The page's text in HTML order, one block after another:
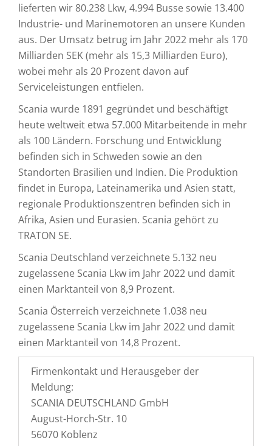
lieferten wir 80.238 Lkw, 4.994 Busse sowie 13.400
Industrie- und Marinemotoren an unsere Kunden
aus. Der Umsatz betrug im Jahr 2022 mehr als 170
Milliarden SEK (mehr als 15,3 Milliarden Euro),
wobei mehr als 20 Prozent davon auf
Serviceleistungen entfielen.
Scania wurde 1891 gegründet und beschäftigt
heute weltweit etwa 57.000 Mitarbeitende in mehr
als 100 Ländern. Forschung und Entwicklung
befinden sich in Schweden sowie an den
Standorten Brasilien und Indien. Die Produktion
findet in Europa, Lateinamerika und Asien statt,
regionale Produktionszentren befinden sich in
Afrika, Asien und Eurasien. Scania gehört zu
TRATON SE.
Scania Deutschland verzeichnete 5.132 neu
zugelassene Scania Lkw im Jahr 2022 und damit
einen Marktanteil von 8,9 Prozent.
Scania Österreich verzeichnete 1.038 neu
zugelassene Scania Lkw im Jahr 2022 und damit
einen Marktanteil von 14,8 Prozent.
Firmenkontakt und Herausgeber der
Meldung:
SCANIA DEUTSCHLAND GmbH
August-Horch-Str. 10
56070 Koblenz